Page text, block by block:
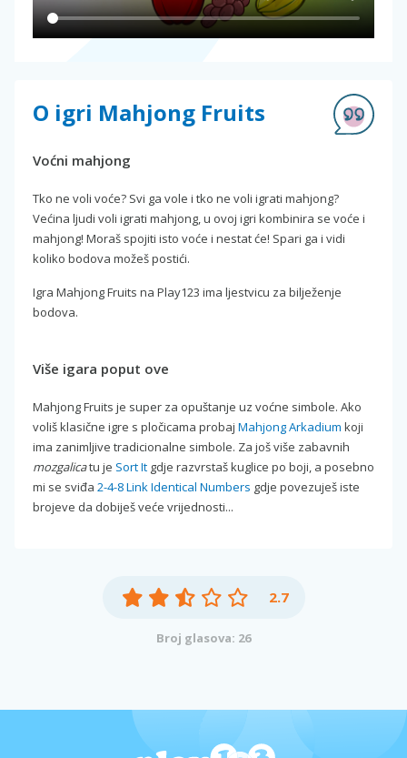
O igri Mahjong Fruits
Voćni mahjong
Tko ne voli voće? Svi ga vole i tko ne voli igrati mahjong?
Većina ljudi voli igrati mahjong, u ovoj igri kombinira se voće i
mahjong! Moraš spojiti isto voće i nestat će! Spari ga i vidi
koliko bodova možeš postići.
Igra Mahjong Fruits na Play123 ima ljestvicu za bilježenje
bodova.
Više igara poput ove
Mahjong Fruits je super za opuštanje uz voćne simbole. Ako
voliš klasične igre s pločicama probaj Mahjong Arkadium koji
ima zanimljive tradicionalne simbole. Za još više zabavnih
mozgalicatu je Sort It gdje razvrstaš kuglice po boji, a posebno
mi se sviđa 2-4-8 Link Identical Numbers gdje povezuješ iste
brojeve da dobiješ veće vrijednosti...
2.7
Broj glasova: 26